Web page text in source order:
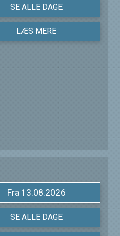
SE ALLE DAGE
LÆS MERE
Fra 13.08.2026
SE ALLE DAGE